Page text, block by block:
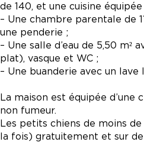
de 140, et une cuisine équipée
– Une chambre parentale de
une penderie ;
– Une salle d’eau de 5,50 m²
plat), vasque et WC ;
– Une buanderie avec un lave
La maison est équipée d’une
non fumeur.
Les petits chiens de moins
la fois) gratuitement et sur